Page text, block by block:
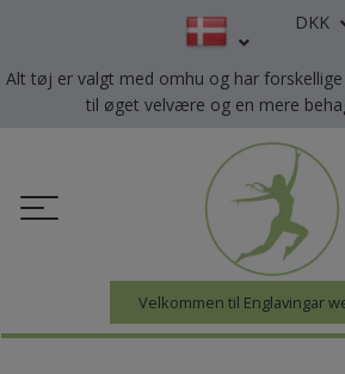
DKK
Alt tøj er valgt med omhu og har
til øget velvære og en mere
Velkommen til Englavingar